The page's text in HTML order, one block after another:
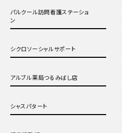
パルクール訪問看護ステーショ
ン
シクロソーシャルサポート
アルブル薬局つるみばし店
シャスパタート